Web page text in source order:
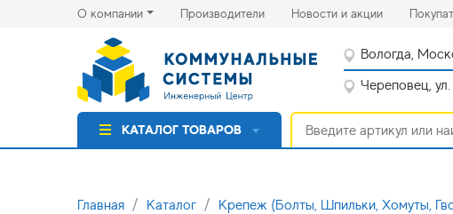
О компании Производители(current)Новости и акции(current)
Вологда,
Череповец, ул.
КАТАЛОГ ТОВАРОВ
Главная Каталог Крепеж (Болты, Шпильки, Хомуты,